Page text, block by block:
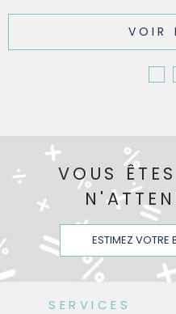
VOIR
VOUS
ESTIMEZ VOTRE
SERVICES